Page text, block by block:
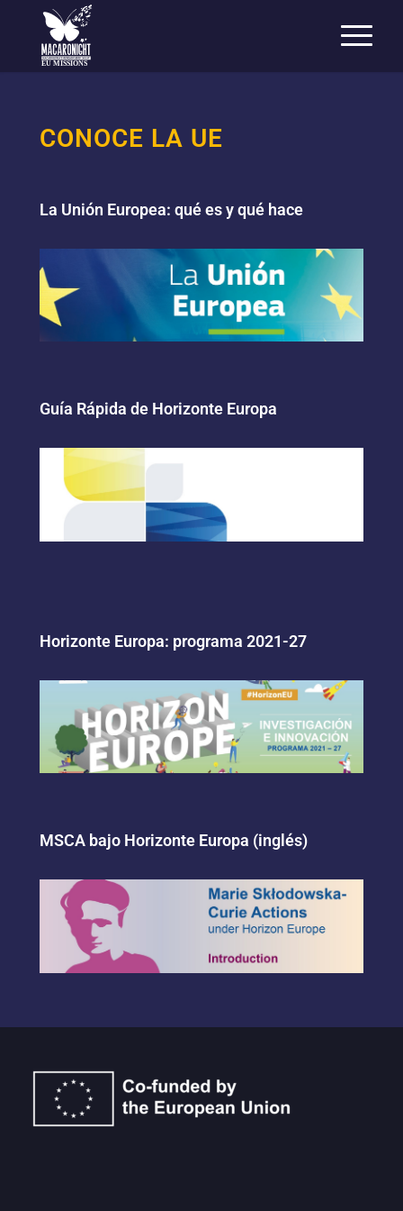
EU MISSIONS
CONOCE LA UE
La Unión Europea: qué es y qué hace
Guía Rápida de Horizonte Europa
Horizonte Europa: programa 2021-27
MSCA bajo Horizonte Europa (inglés)